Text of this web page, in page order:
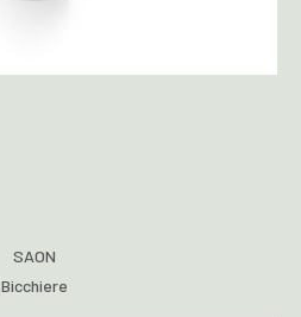
SAON
Bicchiere